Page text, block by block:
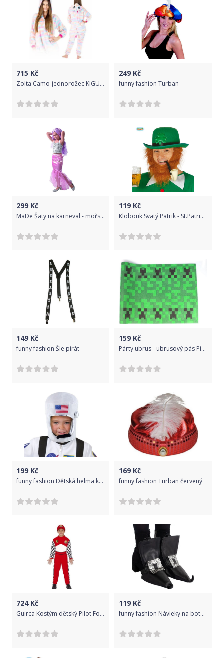
715 Kč
Zolta Camo-jednorožec KIGURUMI ONESIE TEPLÁKY PYŽAMO KOMBINÉZA KIGU L
249 Kč
funny fashion Turban
299 Kč
MaDe Šaty na karneval - mořská panna 134 - 140
119 Kč
Klobouk Svatý Patrik - St.Patricks Day
149 Kč
funny fashion Šle pirát
159 Kč
Párty ubrus - ubrusový pás Pixel - Minecraft - 40 x 500 cm
199 Kč
funny fashion Dětská helma kosmonaut
169 Kč
funny fashion Turban červený
724Kč
Guirca Kostým dětský Pilot Formule1 7-9 let (vel. 122-134 cm)
119 Kč
funny fashion Návleky na boty - čarodějnice